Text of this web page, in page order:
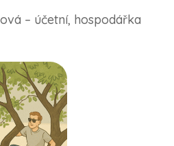
– účetní, hospodářka